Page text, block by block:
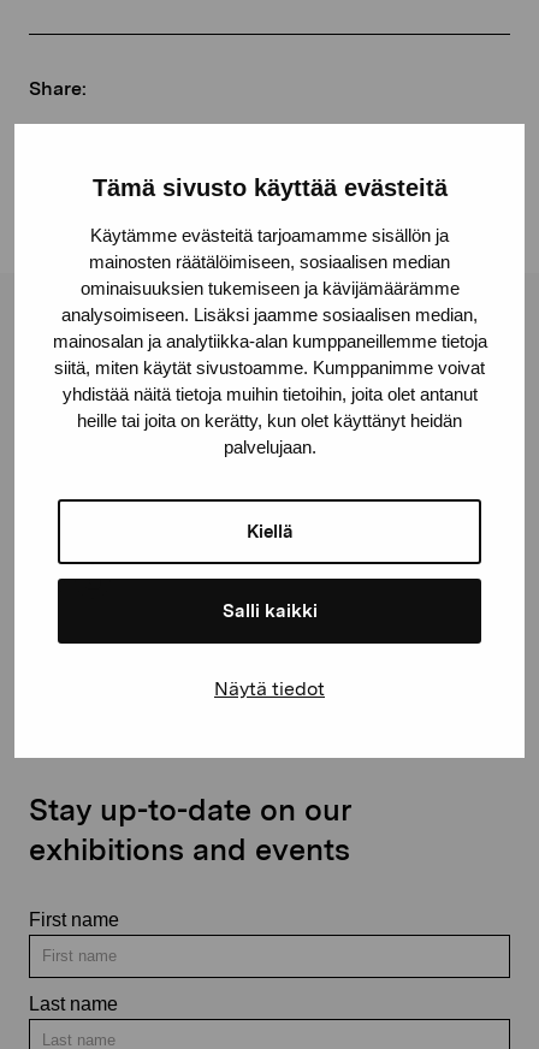
Tämä sivusto käyttää evästeitä
Käytämme evästeitä tarjoamamme sisällön ja
mainosten räätälöimiseen, sosiaalisen median
ominaisuuksien tukemiseen ja kävijämäärämme
analysoimiseen. Lisäksi jaamme sosiaalisen median,
mainosalan ja analytiikka-alan kumppaneillemme tietoja
siitä, miten käytät sivustoamme. Kumppanimme voivat
yhdistää näitä tietoja muihin tietoihin, joita olet antanut
heille tai joita on kerätty, kun olet käyttänyt heidän
palvelujaan.
Kiellä
Salli kaikki
Näytä tiedot
Share:
Pro Artibus Foundation
Gustav Wasas gata 11
+358 (0)50 371 6339
Stay up-to-date on our
exhibitions and events
First name
Last name